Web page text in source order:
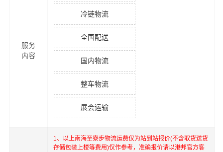
服务
内容
冷链物流
全国配送
国内物流
整车物流
展会运输
1、以上南海至寮步物流运费仅为站到站报价(不含取货送货
存储包装上楼等费用)仅作参考，准确报价请以港邦官方客